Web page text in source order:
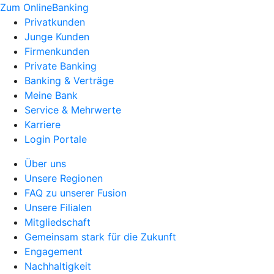
Zum OnlineBanking
Privatkunden
Junge Kunden
Firmenkunden
Private Banking
Banking & Verträge
Meine Bank
Service & Mehrwerte
Karriere
Login Portale
Über uns
Unsere Regionen
FAQ zu unserer Fusion
Unsere Filialen
Mitgliedschaft
Gemeinsam stark für die Zukunft
Engagement
Nachhaltigkeit